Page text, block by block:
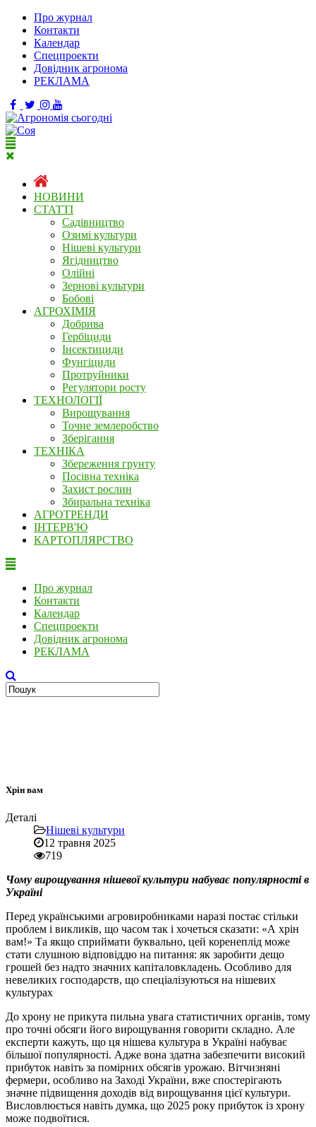
Про журнал
Контакти
Календар
Спецпроекти
Довідник агронома
РЕКЛАМА
НОВИНИ
СТАТТІ
Садівництво
Озимі культури
Нішеві культури
Ягідництво
Олійні
Зернові культури
Бобові
АГРОХІМІЯ
Добрива
Гербіциди
Інсектициди
Фунгіциди
Протруйники
Регулятори росту
ТЕХНОЛОГІЇ
Вирощування
Точне землеробство
Зберігання
ТЕХНІКА
Збереження грунту
Посівна техніка
Захист рослин
Збиральна техніка
АГРОТРЕНДИ
ІНТЕРВ'Ю
КАРТОПЛЯРСТВО
Про журнал
Контакти
Календар
Спецпроекти
Довідник агронома
РЕКЛАМА
Хрін вам
Деталі
Нішеві культури
12 травня 2025
719
Чому вирощування нішевої культури набуває популярності в
Україні
Перед українськими агровиробниками наразі постає стільки
проблем і викликів, що часом так і хочеться сказати: «А хрін
вам!» Та якщо сприймати буквально, цей коренеплід може
стати слушною відповіддю на питання: як заробити дещо
грошей без надто значних капіталовкладень. Особливо для
невеликих господарств, що спеціалізуються на нішевих
культурах
До хрону не прикута пильна увага статистичних органів, тому
про точні обсяги його вирощування говорити складно. Але
експерти кажуть, що ця нішева культура в Україні набуває
більшої популярності. Адже вона здатна забезпечити високий
прибуток навіть за помірних обсягів урожаю. Вітчизняні
фермери, особливо на Заході України, вже спостерігають
значне підвищення доходів від вирощування цієї культури.
Висловлюється навіть думка, що 2025 року прибуток із хрону
може подвоїтися.